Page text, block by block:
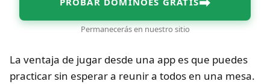
Permanecerás en nuestro sitio
La ventaja de jugar desde una app es que puedes
practicar sin esperar a reunir a todos en una mesa.